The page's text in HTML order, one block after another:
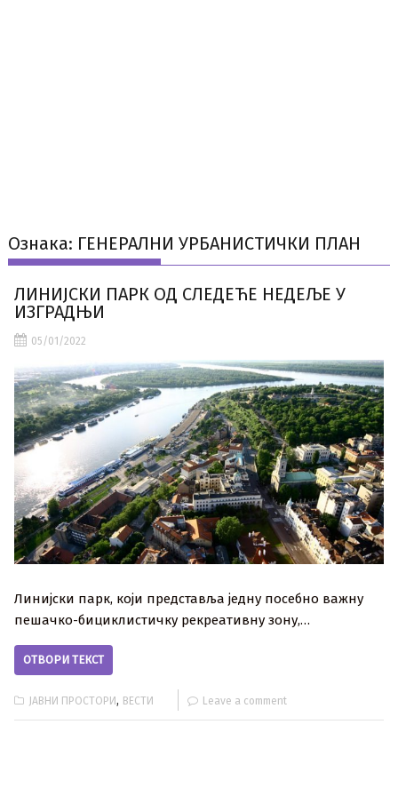
Ознака: ГЕНЕРАЛНИ УРБАНИСТИЧКИ ПЛАН
ЛИНИЈСКИ ПАРК ОД СЛЕДЕЋЕ НЕДЕЉЕ У
ИЗГРАДЊИ
05/01/2022
Линијски парк, који представља једну посебно важну
пешачко-бициклистичку рекреативну зону,…
ОТВОРИ ТЕКСТ
ЈАВНИ ПРОСТОРИ, ВЕСТИ Leave a comment